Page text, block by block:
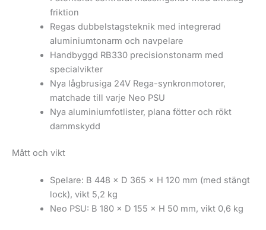
friktion
Regas dubbelstagsteknik med integrerad
aluminiumtonarm och navpelare
Handbyggd RB330 precisionstonarm med
specialvikter
Nya lågbrusiga 24V Rega-synkronmotorer,
matchade till varje Neo PSU
Nya aluminiumfotlister, plana fötter och rökt
dammskydd
Mått och vikt
Spelare: B 448 × D 365 × H 120 mm (med stängt
lock), vikt 5,2 kg
Neo PSU: B 180 × D 155 × H 50 mm, vikt 0,6 kg